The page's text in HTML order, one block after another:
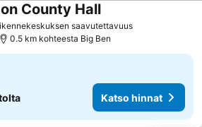
saavutettavuusKatso hinnat
County HallKatso hinnat
0.5 km kohteesta Big Ben
Katso hinnat